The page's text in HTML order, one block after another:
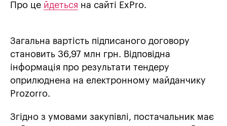
Про це йдеться на сайті ExPro.
Загальна вартість підписаного договору
становить 36,97 млн грн. Відповідна
інформація про результати тендеру
оприлюднена на електронному майданчику
Prozorro.
Згідно з умовами закупівлі, постачальник має